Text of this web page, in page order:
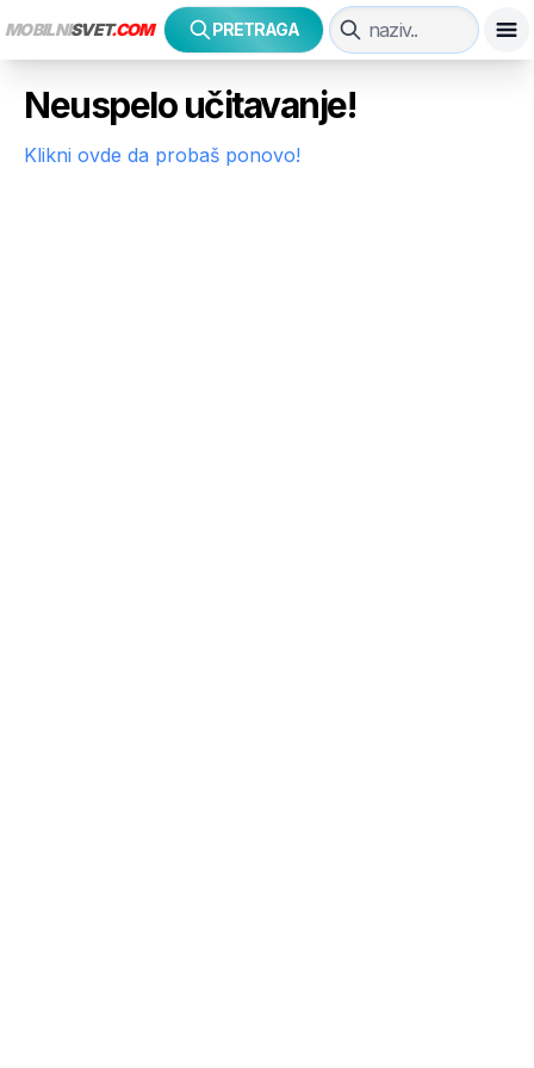
MOBILNISVET.COM PRETRAGA
Neuspelo učitavanje!
Klikni ovde da probaš ponovo!